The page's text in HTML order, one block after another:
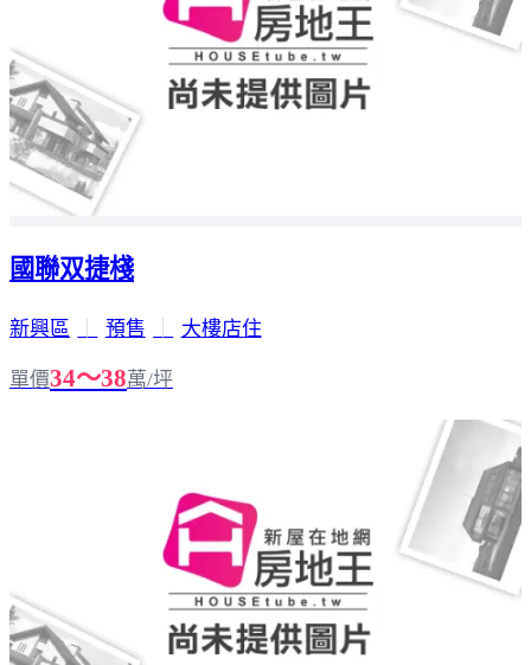
國聯双捷棧
新興區 預售 大樓店住
單價34～38萬/坪